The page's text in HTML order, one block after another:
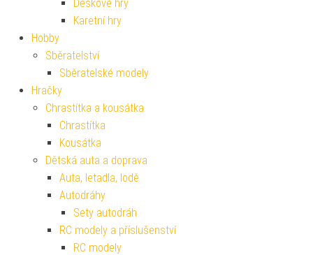
Deskové hry
Karetní hry
Hobby
Sběratelství
Sběratelské modely
Hračky
Chrastítka a kousátka
Chrastítka
Kousátka
Dětská auta a doprava
Auta, letadla, lodě
Autodráhy
Sety autodráh
RC modely a příslušenství
RC modely